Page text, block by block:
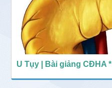
U Tụy | Bài giảng CĐHA *